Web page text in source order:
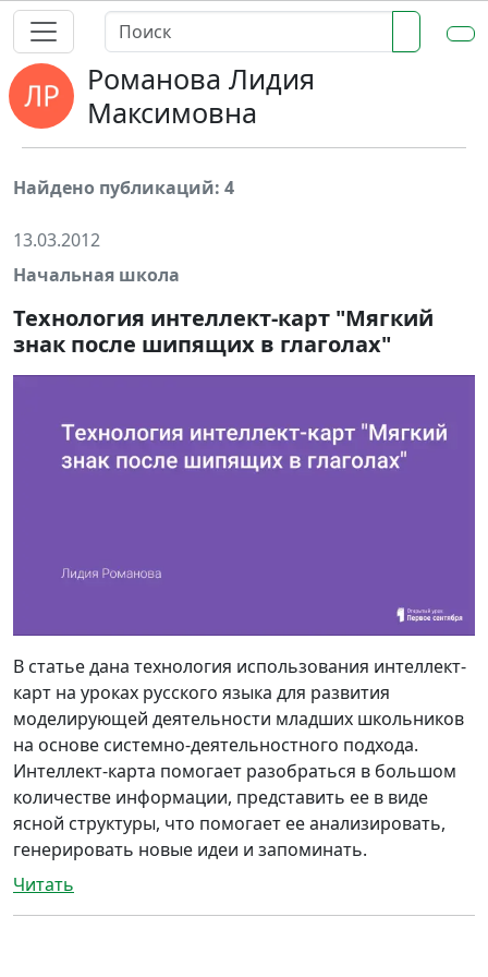
Романова Лидия
Максимовна
Найдено публикаций: 4
13.03.2012
Начальная школа
Технология интеллект-карт "Мягкий
знак после шипящих в глаголах"
В статье дана технология использования интеллект-
карт на уроках русского языка для развития
моделирующей деятельности младших школьников
на основе системно-деятельностного подхода.
Интеллект-карта помогает разобраться в большом
количестве информации, представить ее в виде
ясной структуры, что помогает ее анализировать,
генерировать новые идеи и запоминать.
Читать